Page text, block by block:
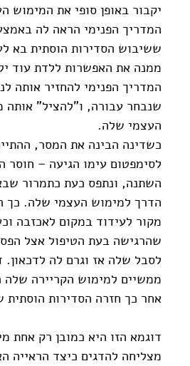
יקבור באופן סופי את המימוש
המדריך הפנימי הראה לה
ששיבוש הסדירות הוסתית בא
ממנה את האפשרות ללדת עוד
המדריך הפנימי להחזיר אותה
שנבחר עבורה, ו"להציל" אותה
העצמי שלה.
כשדינה הבינה את המסר,
לסימפטום עימו הגיעה – חוסר
השתנה, ונתפס כעת כתמרור
הדרך למימוש העצמי שלה. כך
מקור לעידוד במקום לאכזבה
שהרגישה בעת הטיפול אצל
לסבל שלה אז וגרם לה
ממשיים למימוש הקריירה שלה
אחר כך חזרה הסדירות הוסתית
דוגמא הזו היא כמובן רק אחת
מצליחה להדגים כיצד הראייה